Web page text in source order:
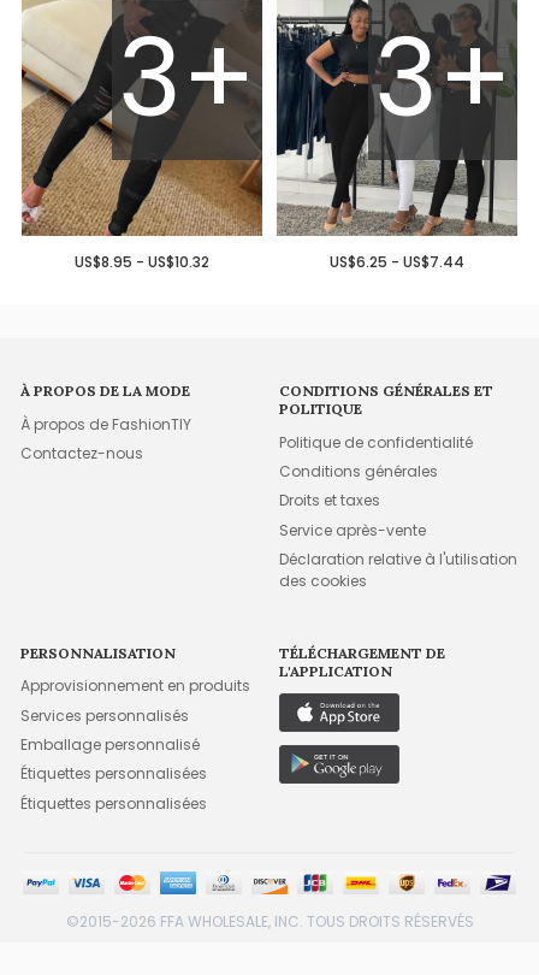
3+
US$8.95 - US$10.32
3+
US$6.25 - US$7.44
À PROPOS DE LA MODE
À propos de FashionTIY
Contactez-nous
CONDITIONS GÉNÉRALES ET
POLITIQUE
Politique de confidentialité
Conditions générales
Droits et taxes
Service après-vente
Déclaration relative à l'utilisation
des cookies
PERSONNALISATION
Approvisionnement en produits
Services personnalisés
Emballage personnalisé
Étiquettes personnalisées
Étiquettes personnalisées
TÉLÉCHARGEMENT DE
L'APPLICATION
©2015-2026 FFA WHOLESALE, INC. TOUS DROITS RÉSERVÉS